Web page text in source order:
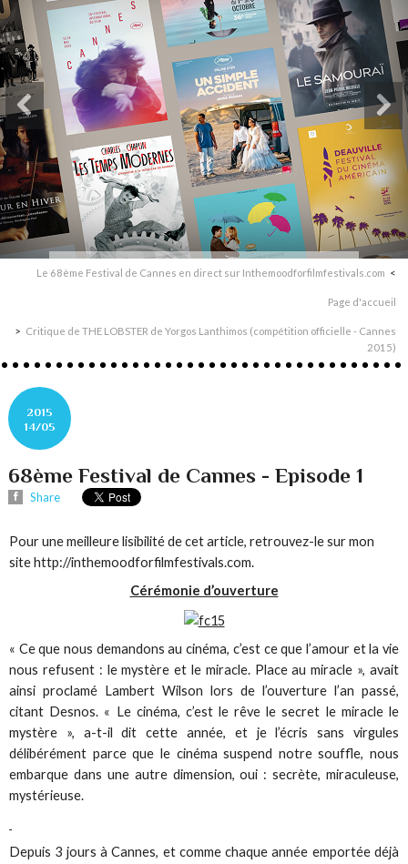
Le 68ème Festival de Cannes en direct sur Inthemoodforfilmfestivals.com
Page d'accueil
Critique de THE LOBSTER de Yorgos Lanthimos (compétition officielle - Cannes
2015)
2015
14/05
68ème Festival de Cannes - Episode 1
Share
Pour une meilleure lisibilité de cet article, retrouvez-le sur mon
site http://inthemoodforfilmfestivals.com.
Cérémonie d’ouverture
« Ce que nous demandons au cinéma, c’est ce que l’amour et la vie
nous refusent : le mystère et le miracle. Place au miracle », avait
ainsi proclamé Lambert Wilson lors de l’ouverture l’an passé,
citant Desnos. « Le cinéma, c’est le rêve le secret le miracle le
mystère », a-t-il dit cette année, et je l’écris sans virgules
délibérément parce que le cinéma suspend notre souffle, nous
embarque dans une autre dimension, oui : secrète, miraculeuse,
mystérieuse.
Depuis 3 jours à Cannes, et comme chaque année emportée déjà